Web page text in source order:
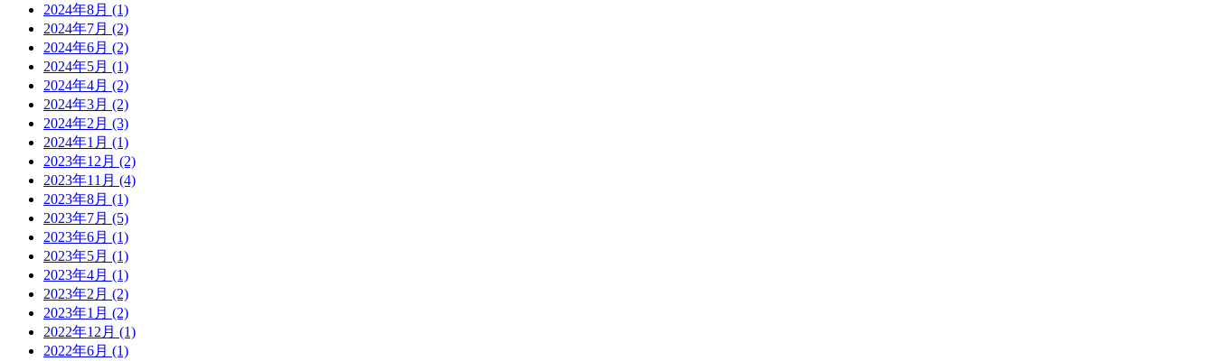
2024年8月 (1)
2024年7月 (2)
2024年6月 (2)
2024年5月 (1)
2024年4月 (2)
2024年3月 (2)
2024年2月 (3)
2024年1月 (1)
2023年12月 (2)
2023年11月 (4)
2023年8月 (1)
2023年7月 (5)
2023年6月 (1)
2023年5月 (1)
2023年4月 (1)
2023年2月 (2)
2023年1月 (2)
2022年12月 (1)
2022年6月 (1)